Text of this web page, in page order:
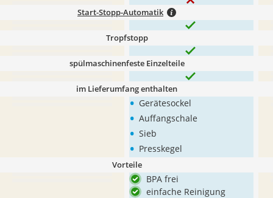
Start-Stopp-Automatik
Tropfstopp
spülmaschinenfeste Einzelteile
im Lieferumfang enthalten
• Gerätesockel
• Auffangschale
• Sieb
• Presskegel
Vorteile
BPA frei
einfache Reinigung